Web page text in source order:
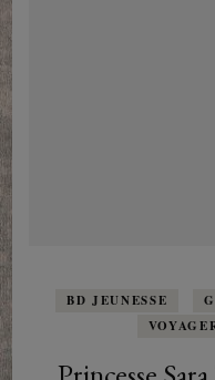
BD JEUNESSE